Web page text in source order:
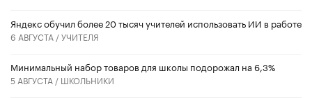
​Яндекс обучил более 20 тысяч учителей использовать ИИ в работе
6 АВГУСТА /УЧИТЕЛЯ
Минимальный набор товаров для школы подорожал на 6,3%
5 АВГУСТА / ШКОЛЬНИКИ